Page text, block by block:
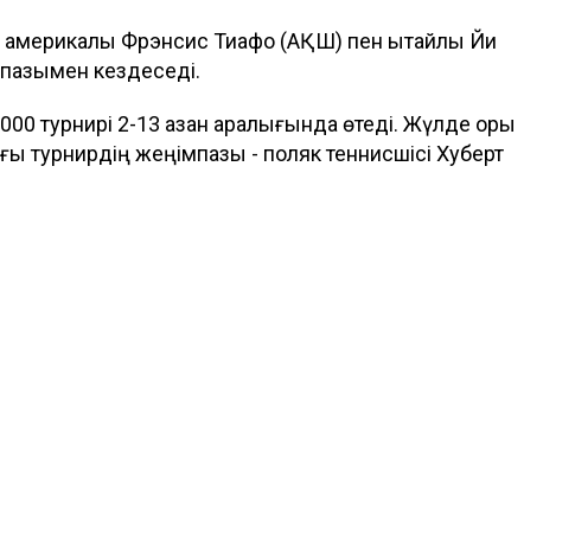
Фрэнсис Тиафо (АҚШ) пен қытайлық Йи
кездеседі.
турнирі 2-13 қазан аралығында өтеді. Жүлде қоры
турнирдің жеңімпазы - поляк теннисшісі Хуберт